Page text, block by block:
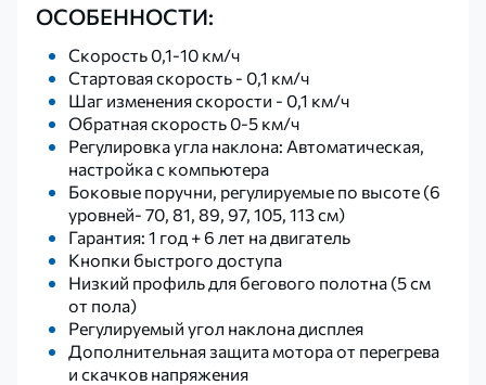
ОСОБЕННОСТИ:
Скорость 0,1-10 км/ч
Стартовая скорость - 0,1 км/ч
Шаг изменения скорости - 0,1 км/ч
Обратная скорость 0-5 км/ч
Регулировка угла наклона: Автоматическая,
настройка с компьютера
Боковые поручни, регулируемые по высоте (6
уровней- 70, 81, 89, 97, 105, 113 см)
Гарантия: 1 год + 6 лет на двигатель
Кнопки быстрого доступа
Низкий профиль для бегового полотна (5 см
от пола)
Регулируемый угол наклона дисплея
Дополнительная защита мотора от перегрева
и скачков напряжения